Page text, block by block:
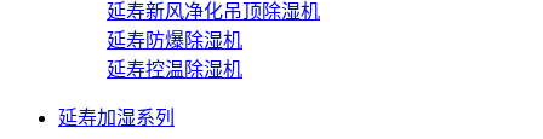
延寿新风净化吊顶除湿机
延寿防爆除湿机
延寿控温除湿机
延寿加湿系列